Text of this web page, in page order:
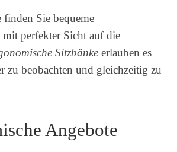
finden Sie bequeme
mit perfekter Sicht auf die
Sitzbänke erlauben es
zu beobachten und gleichzeitig zu
Angebote